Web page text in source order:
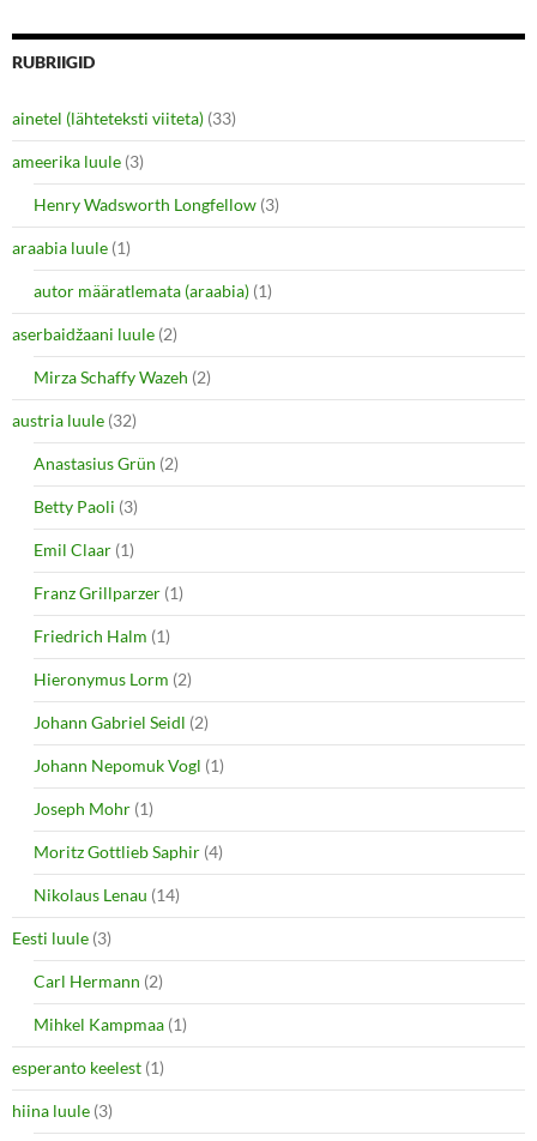
e
o
n
t
t
e
r
(
O
p
e
n
n
n
w
w
i
n
d
o
)
e
o
e
b
o
o
k
(
O
p
e
n
i
n
n
e
w
w
i
n
d
w
)
RUBRIIGID
ainetel (lähteteksti viiteta) (33)
ameerika luule (3)
Henry Wadsworth Longfellow (3)
araabia luule (1)
autor määratlemata (araabia) (1)
aserbaidžaani luule (2)
Mirza Schaffy Wazeh (2)
austria luule (32)
Anastasius Grün (2)
Betty Paoli (3)
Emil Claar (1)
Franz Grillparzer (1)
Friedrich Halm (1)
Hieronymus Lorm (2)
Johann Gabriel Seidl (2)
Johann Nepomuk Vogl (1)
Joseph Mohr (1)
Moritz Gottlieb Saphir (4)
Nikolaus Lenau (14)
Eesti luule (3)
Carl Hermann (2)
Mihkel Kampmaa (1)
esperanto keelest (1)
hiina luule (3)